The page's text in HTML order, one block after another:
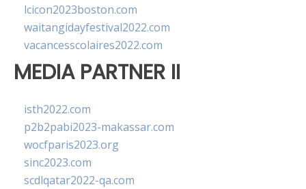
lcicon2023boston.com
waitangidayfestival2022.com
vacancesscolaires2022.com
MEDIA PARTNER II
isth2022.com
p2b2pabi2023-makassar.com
wocfparis2023.org
sinc2023.com
scdlqatar2022-qa.com